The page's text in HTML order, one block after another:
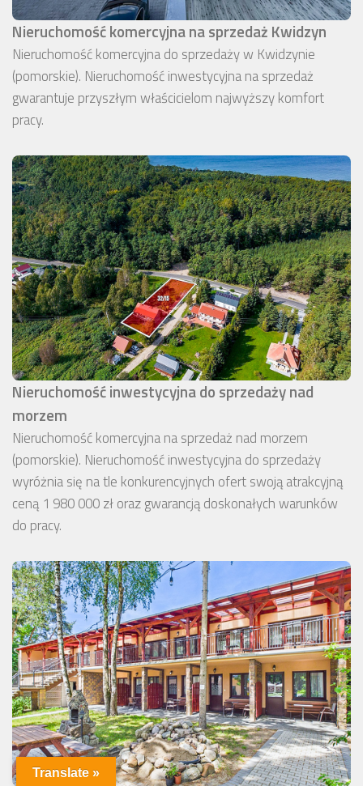
Nieruchomość komercyjna na sprzedaż Kwidzyn
Nieruchomość komercyjna do sprzedaży w Kwidzynie
(pomorskie). Nieruchomość inwestycyjna na sprzedaż
gwarantuje przyszłym właścicielom najwyższy komfort
pracy.
Nieruchomość inwestycyjna do sprzedaży nad
morzem
Nieruchomość komercyjna na sprzedaż nad morzem
(pomorskie). Nieruchomość inwestycyjna do sprzedaży
wyróżnia się na tle konkurencyjnych ofert swoją atrakcyjną
ceną 1 980 000 zł oraz gwarancją doskonałych warunków
do pracy.
Translate »